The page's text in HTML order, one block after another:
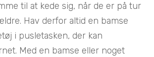
til at kede sig, når de er på tur
Hav derfor altid en bamse
i pusletasken, der kan
Med en bamse eller noget